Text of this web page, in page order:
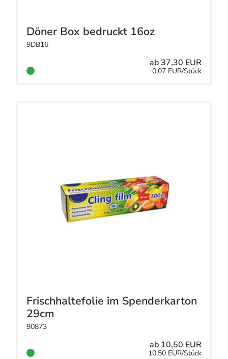
Döner Box bedruckt 16oz
9DB16
ab 37,30 EUR
0,07 EUR/Stück
Frischhaltefolie im Spenderkarton
29cm
90873
ab 10,50 EUR
10,50 EUR/Stück